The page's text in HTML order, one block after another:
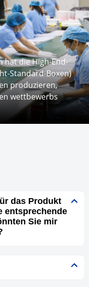
hat die High-End-
Standard-Boxen)
produzieren,
wettbewerbs
das Produkt
entsprechende
Sie mir